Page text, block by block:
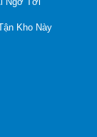
Kho Này